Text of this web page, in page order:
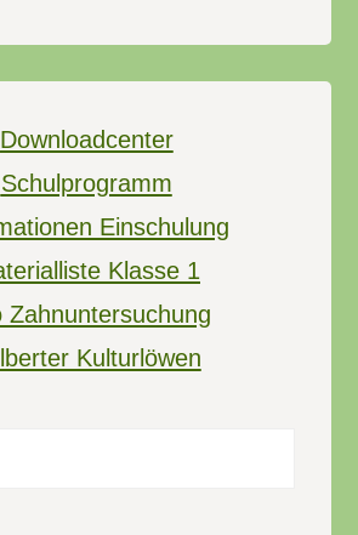
Downloadcenter
Schulprogramm
Einschulung
Klasse 1
Zahnuntersuchung
Kulturlöwen